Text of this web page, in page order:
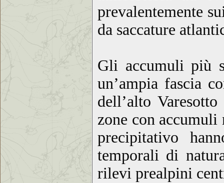
prevalentemente
da saccature
Gli accumuli più
un’ampia fascia
dell’alto
zone con
precipitativo
temporali di
rilevi prealpini